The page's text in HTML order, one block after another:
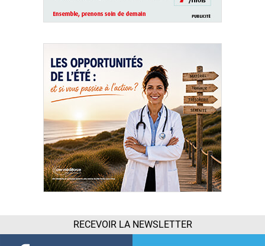
RECEVOIR LA NEWSLETTER